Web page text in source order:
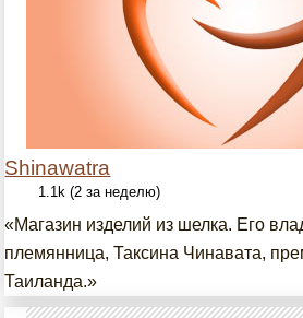
Shinawatra
1.1k (2 за неделю)
«Магазин изделий из шелка. Его
племянница, Таксина Чинавата,
Таиланда.»